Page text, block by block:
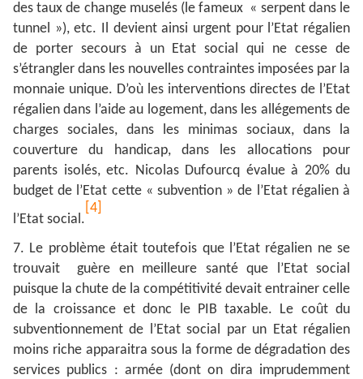
des taux de change muselés (le fameux « serpent dans le
tunnel »), etc. Il devient ainsi urgent pour l’Etat régalien
de porter secours à un Etat social qui ne cesse de
s’étrangler dans les nouvelles contraintes imposées par la
monnaie unique. D’où les interventions directes de l’Etat
régalien dans l’aide au logement, dans les allégements de
charges sociales, dans les minimas sociaux, dans la
couverture du handicap, dans les allocations pour
parents isolés, etc. Nicolas Dufourcq évalue à 20% du
budget de l’Etat cette « subvention » de l’Etat régalien à
l’Etat social.
[4]
7. Le problème était toutefois que l’Etat régalien ne se
trouvait guère en meilleure santé que l’Etat social
puisque la chute de la compétitivité devait entrainer celle
de la croissance et donc le PIB taxable. Le coût du
subventionnement de l’Etat social par un Etat régalien
moins riche apparaitra sous la forme de dégradation des
services publics : armée (dont on dira imprudemment